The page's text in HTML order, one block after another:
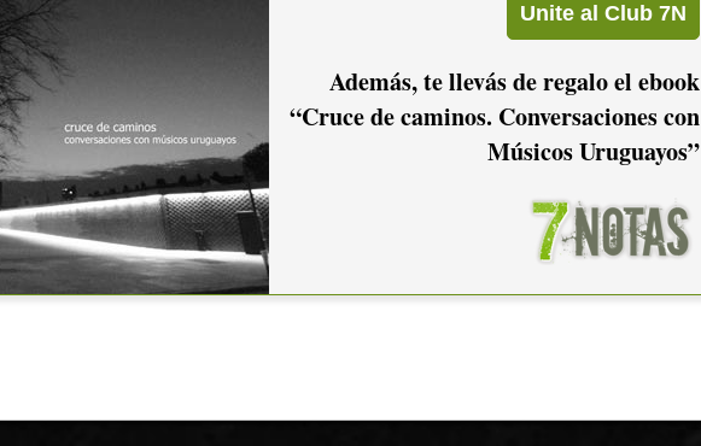
Además, te llevás de regalo el ebook
“Cruce de caminos. Conversaciones con
Músicos Uruguayos”